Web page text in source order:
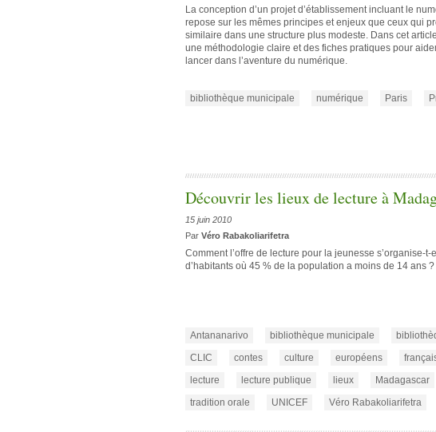
La conception d’un projet d’établissement incluant le
repose sur les mêmes principes et enjeux que ceux qui
similaire dans une structure plus modeste. Dans cet
une méthodologie claire et des fiches pratiques pour
lancer dans l’aventure du numérique.
bibliothèque municipale numérique Paris
Découvrir les lieux de lecture à
15 juin 2010
Par Véro Rabakoliarifetra
Comment l’offre de lecture pour la jeunesse s’organise-
d’habitants où 45 % de la population a moins de 14 ans ?
Antananarivo bibliothèque municipale
CLIC
contes culture européens
lecture
lecture publique lieux Madagascar
tradition orale
UNICEF Véro Rabakoliarifetra